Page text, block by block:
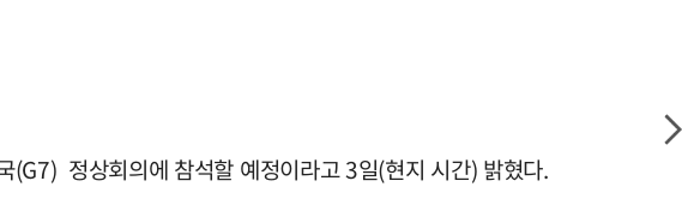
(G7) 정상회의에 참석할 예정이라고 3일(현지 시간) 밝혔다.